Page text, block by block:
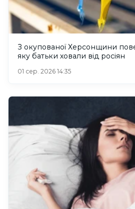
З окупованої Херсонщини
яку батьки ховали від росіян
01 сер. 2026 14:35